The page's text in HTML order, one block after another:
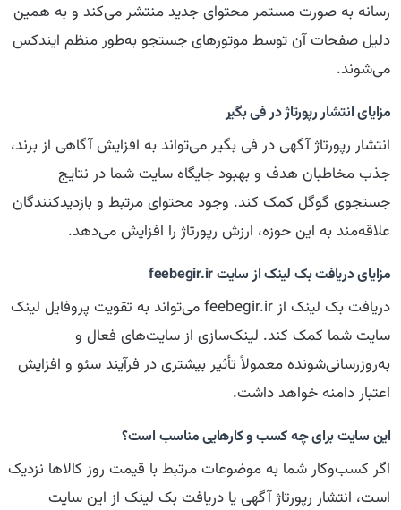
رسانه به صورت مستمر محتوای جدید منتشر می‌کند و به همین
دلیل صفحات آن توسط موتورهای جستجو به‌طور منظم ایندکس
می‌شوند.
مزایای انتشار رپورتاژ در فی بگیر
انتشار رپورتاژ آگهی در فی بگیر می‌تواند به افزایش آگاهی از برند،
جذب مخاطبان هدف و بهبود جایگاه سایت شما در نتایج
جستجوی گوگل کمک کند. وجود محتوای مرتبط و بازدیدکنندگان
علاقه‌مند به این حوزه، ارزش رپورتاژ را افزایش می‌دهد.
مزایای دریافت بک لینک از سایت feebegir.ir
دریافت بک لینک از feebegir.ir می‌تواند به تقویت پروفایل لینک
سایت شما کمک کند. لینک‌سازی از سایت‌های فعال و
به‌روزرسانی‌شونده معمولاً تأثیر بیشتری در فرآیند سئو و افزایش
اعتبار دامنه خواهد داشت.
این سایت برای چه کسب و کارهایی مناسب است؟
اگر کسب‌وکار شما به موضوعات مرتبط با قیمت روز کالاها نزدیک
است، انتشار رپورتاژ آگهی یا دریافت بک لینک از این سایت